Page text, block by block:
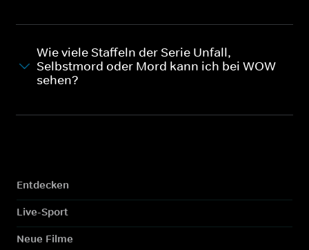
Wie viele Staffeln der Serie Unfall,
Selbstmord oder Mord kann ich bei WOW
sehen?
Entdecken
Live-Sport
Neue Filme